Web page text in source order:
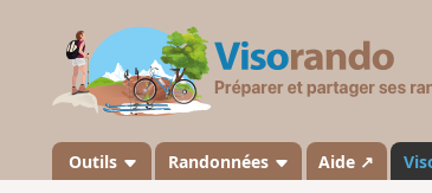
Outils Randonnées Aide ↗